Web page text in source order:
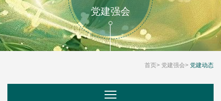
党建强会
首页> 党建强会> 党建动态